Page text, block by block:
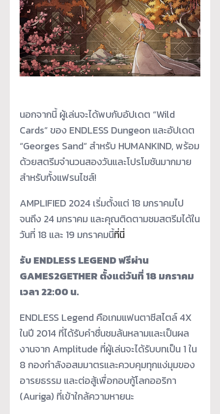
นอกจากนี้ ผู้เล่นจะได้พบกับอัปเดต “Wild
Cards” ของ ENDLESS Dungeon และอัปเดต
“Georges Sand” สำหรับ HUMANKIND, พร้อม
ด้วยสตรีมจำนวนสองวันและโปรโมชันมากมาย
สำหรับทั้งแฟรนไชส์!
AMPLIFIED 2024 เริ่มตั้งแต่ 18 มกราคมไป
จนถึง 24 มกราคม และคุณติดตามชมสตรีมได้ใน
วันที่ 18 และ 19 มกราคมนี้ที่นี่
รับ ENDLESS LEGEND ฟรีผ่าน
GAMES2GETHER ตั้งแต่วันที่ 18 มกราคม
เวลา 22:00 น.
ENDLESS Legend คือเกมแฟนตาซีสไตล์ 4X
ในปี 2014 ที่ได้รับคำชื่นชมล้นหลามและเป็นผล
งานจาก Amplitude ที่ผู้เล่นจะได้รับบทเป็น 1 ใน
8 กองกำลังอสมมาตรและควบคุมทุกแง่มุมของ
อารยธรรม และต่อสู้เพื่อกอบกู้โลกออริกา
(Auriga) ที่เข้าใกล้ความหายนะ